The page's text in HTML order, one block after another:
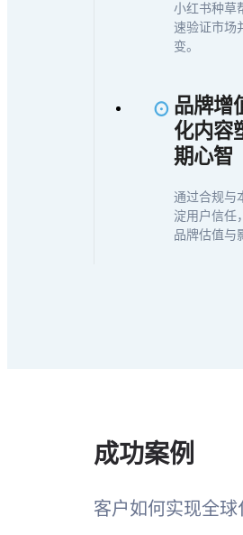
小红书种草
速验证市场
变。
品牌增
化内容
期心智
通过合规与
淀用户信任
品牌估值与
成功案例
客户如何实现全球